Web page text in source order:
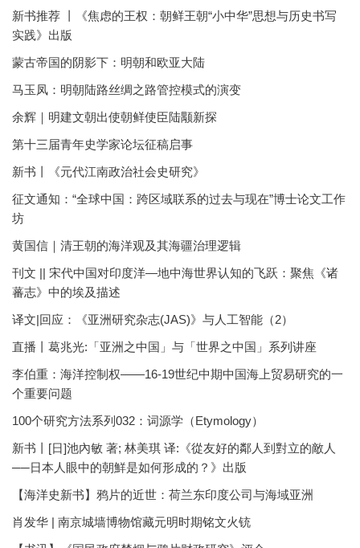
新书推荐 丨《焦虑的王权：朝鲜王朝“小中华”思想与历史书写
实践》出版
蒙古帝国的阴影下：明朝和欧亚大陆
马玉凤：明朝陆路丝绸之路管控模式的演变
余辉｜明建文朝出使朝鲜使臣陆颙新探
第十三届青年史学家论坛征稿启事
新书丨《元代江南政治社会史研究》
征文通知：“全球中国：跨区域联系的过去与现在”博士论文工作
坊
黄国信｜清王朝的海洋观及其海疆治理逻辑
刊文 || 宋代中国对印度洋—地中海世界认知的飞跃：聚焦《诸
蕃志》中的埃及描述
译文|回应：《亚洲研究杂志(JAS)》与人工智能（2）
直播丨葛兆光:「亚洲之中国」与「世界之中国」系列讲座
李伯重：海洋控制权——16-19世纪中期中国海上贸易研究的一
个重要问题
100个研究方法系列032：词源学（Etymology）
新书丨[日]池內敏 著; 林美琪 译:《從友好的鄰人到對立的敵人
──日本人眼中的朝鮮是如何形成的？》出版
【海洋史新书】鸦片的近世：荷兰东印度公司与海域亚洲
肖发华 | 南京城墙博物馆藏元明时期铭文火铳